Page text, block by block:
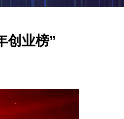
创业榜”